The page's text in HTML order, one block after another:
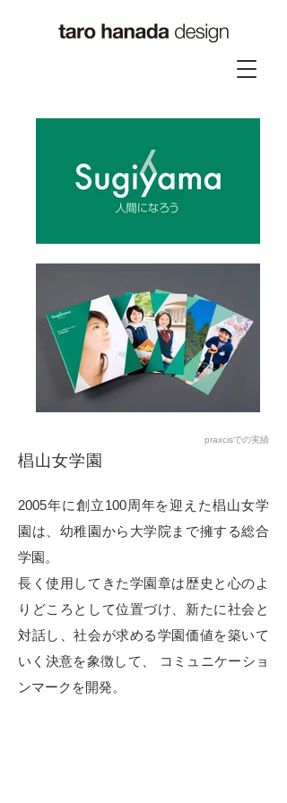
椙山女学園
2005年に創立100周年を迎えた椙山女学
園は、幼稚園から大学院まで擁する総合
学園。
長く使用してきた学園章は歴史と心のよ
りどころとして位置づけ、新たに社会と
対話し、社会が求める学園価値を築いて
いく決意を象徴して、 コミュニケーショ
ンマークを開発。
praxcisでの実績